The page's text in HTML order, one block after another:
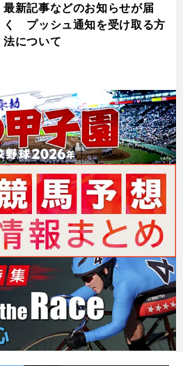
最新記事などのお知らせが届
く プッシュ通知を受け取る方
法について